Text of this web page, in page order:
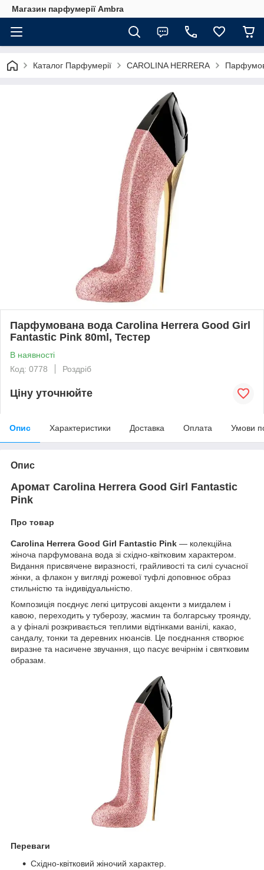
Магазин парфумерії Ambra
Каталог Парфумерії CAROLINA HERRERA
Парфумована вода Carolina Herrera Good Girl
Fantastic Pink 80ml, Тестер
В наявності
Код: 0778
Роздріб
Ціну уточнюйте
Опис Характеристики Доставка Оплата Умови
Опис
Аромат Carolina Herrera Good Girl Fantastic
Pink
Про товар
Carolina Herrera Good Girl Fantastic Pink — колекційна
жіноча парфумована вода зі східно-квітковим характером.
Видання присвячене виразності, грайливості та силі сучасної
жінки, а флакон у вигляді рожевої туфлі доповнює образ
стильністю та індивідуальністю.
Композиція поєднує легкі цитрусові акценти з мигдалем і
кавою, переходить у туберозу, жасмин та болгарську троянду,
а у фіналі розкривається теплими відтінками ванілі, какао,
сандалу, тонки та деревних нюансів. Це поєднання створює
виразне та насичене звучання, що пасує вечірнім і святковим
образам.
Переваги
Східно-квітковий жіночий характер.